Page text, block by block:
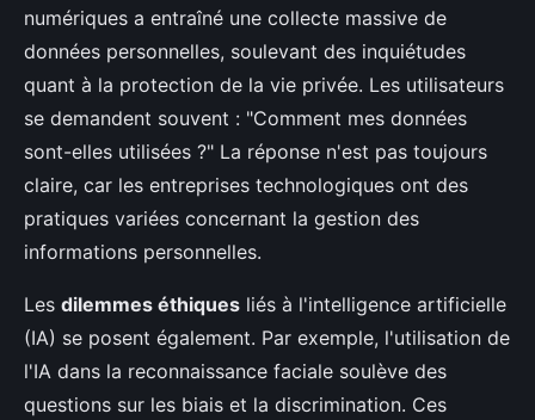
numériques a entraîné une collecte massive de
données personnelles, soulevant des inquiétudes
quant à la protection de la vie privée. Les utilisateurs
se demandent souvent : "Comment mes données
sont-elles utilisées ?" La réponse n'est pas toujours
claire, car les entreprises technologiques ont des
pratiques variées concernant la gestion des
informations personnelles.
Les dilemmes éthiques liés à l'intelligence artificielle
(IA) se posent également. Par exemple, l'utilisation de
l'IA dans la reconnaissance faciale soulève des
questions sur les biais et la discrimination. Ces